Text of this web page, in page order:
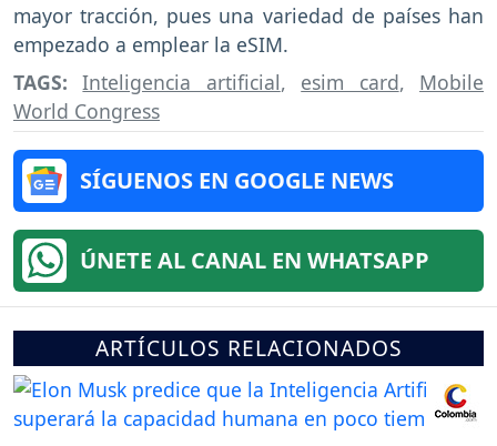
mayor tracción, pues una variedad de países han
empezado a emplear la eSIM.
TAGS:Inteligencia artificial, esim card, Mobile
World Congress
SÍGUENOS EN GOOGLE NEWS
ÚNETE AL CANAL EN WHATSAPP
ARTÍCULOS RELACIONADOS